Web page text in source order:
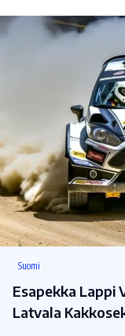
Suomi
Esapekka Lappi
Latvala